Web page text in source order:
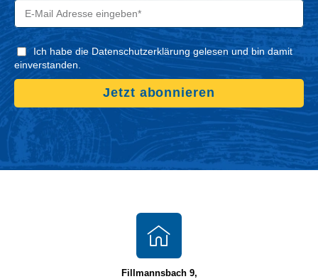
Ich habe die Datenschutzerklärung gelesen und bin damit
einverstanden.
Jetzt abonnieren
Fillmannsbach 9,